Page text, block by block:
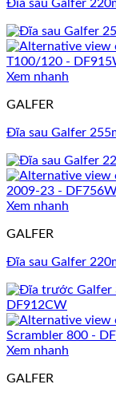
Đĩa sau Galfer
Xem nhanh
GALFER
Đĩa sau Galfer
Xem nhanh
GALFER
Đĩa sau Galfer
Xem nhanh
GALFER